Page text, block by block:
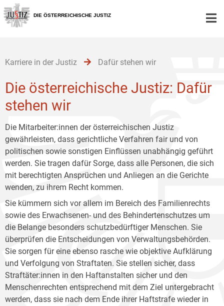
Zur
Hauptnavigation
[1]
Zum
Inhalt
[2]
Zum
Untermenü
[3]
DIE ÖSTERREICHISCHE JUSTIZ
Karriere in der Justiz Dafür stehen wir
Die österreichische Justiz: Dafür
stehen wir
Die Mitarbeiter:innen der österreichischen Justiz
gewährleisten, dass gerichtliche Verfahren fair und von
politischen sowie sonstigen Einflüssen unabhängig geführt
werden. Sie tragen dafür Sorge, dass alle Personen, die sich
mit berechtigten Ansprüchen und Anliegen an die Gerichte
wenden, zu ihrem Recht kommen.
Sie kümmern sich vor allem im Bereich des Familienrechts
sowie des Erwachsenen- und des Behindertenschutzes um
die Belange besonders schutzbedürftiger Menschen. Sie
überprüfen die Entscheidungen von Verwaltungsbehörden.
Sie sorgen für eine ebenso rasche wie objektive Aufklärung
und Verfolgung von Straftaten. Sie stellen sicher, dass
Straftäter:innen in den Haftanstalten sicher und den
Menschenrechten entsprechend mit dem Ziel untergebracht
werden, dass sie nach dem Ende ihrer Haftstrafe wieder in